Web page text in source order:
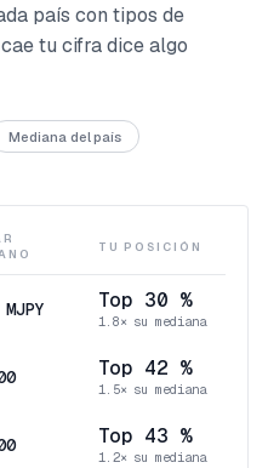
país con tipos de
tu cifra dice algo
Mediana del país
TU POSICIÓN
Top 30 %
1.8× su mediana
Top 42 %
1.5× su mediana
Top 43 %
1.2× su mediana